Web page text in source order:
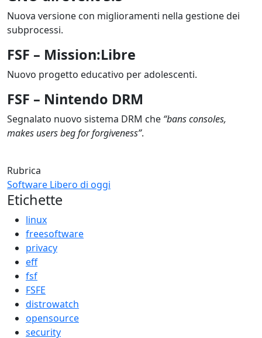
Nuova versione con miglioramenti nella gestione dei
subprocessi.
FSF – Mission:Libre
Nuovo progetto educativo per adolescenti.
FSF – Nintendo DRM
Segnalato nuovo sistema DRM che “bans consoles,
makes users beg for forgiveness”.
Rubrica
Software Libero di oggi
Etichette
linux
freesoftware
privacy
eff
fsf
FSFE
distrowatch
opensource
security